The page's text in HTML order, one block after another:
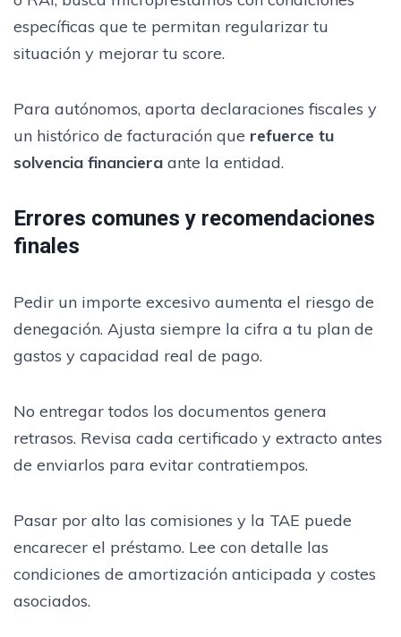
específicas que te permitan regularizar tu
situación y mejorar tu score.
Para autónomos, aporta declaraciones fiscales y
un histórico de facturación que refuerce tu
solvencia financiera ante la entidad.
Errores comunes y recomendaciones
finales
Pedir un importe excesivo aumenta el riesgo de
denegación. Ajusta siempre la cifra a tu plan de
gastos y capacidad real de pago.
No entregar todos los documentos genera
retrasos. Revisa cada certificado y extracto antes
de enviarlos para evitar contratiempos.
Pasar por alto las comisiones y la TAE puede
encarecer el préstamo. Lee con detalle las
condiciones de amortización anticipada y costes
asociados.